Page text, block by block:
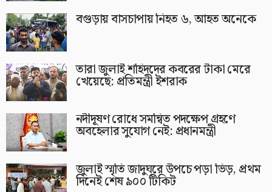
বগুড়ায় বাসচাপায় নিহত ৬, আহত অনেকে
তারা জুলাই শহিদদের কবরের টাকা মেরে
খেয়েছে: প্রতিমন্ত্রী ইশরাক
নদীদূষণ রোধে সমন্বিত পদক্ষেপ গ্রহণে
অবহেলার সুযোগ নেই: প্রধানমন্ত্রী
জুলাই স্মৃতি জাদুঘরে উপচে পড়া ভিড়, প্রথম
দিনেই শেষ ৯০০ টিকিট